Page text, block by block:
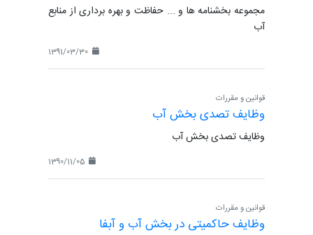
مجموعه بخشنامه ها و ... حفاظت و بهره برداری از منابع
آب
قوانین و مقررات
وظایف تصدی بخش آب
وظایف تصدی بخش آب
قوانین و مقررات
وظایف حاکمیتی در بخش آب و آبفا